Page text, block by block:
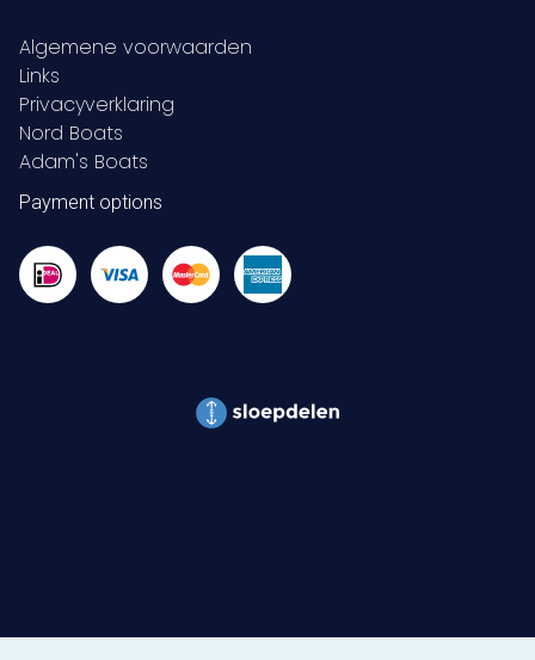
Algemene voorwaarden
Links
Privacyverklaring
Nord Boats
Adam's Boats
Payment options